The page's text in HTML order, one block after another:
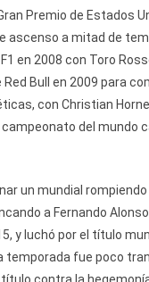
Premio de Estados
a mitad de
en 2008 con Toro
Red Bull en 2009 para
con Christian
del mundo
un mundial
a Fernando
y luchó por el título
fue poco